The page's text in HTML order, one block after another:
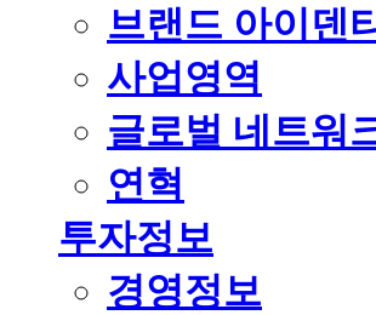
브랜드 아이덴
사업영역
글로벌 네트워
연혁
투자정보
경영정보